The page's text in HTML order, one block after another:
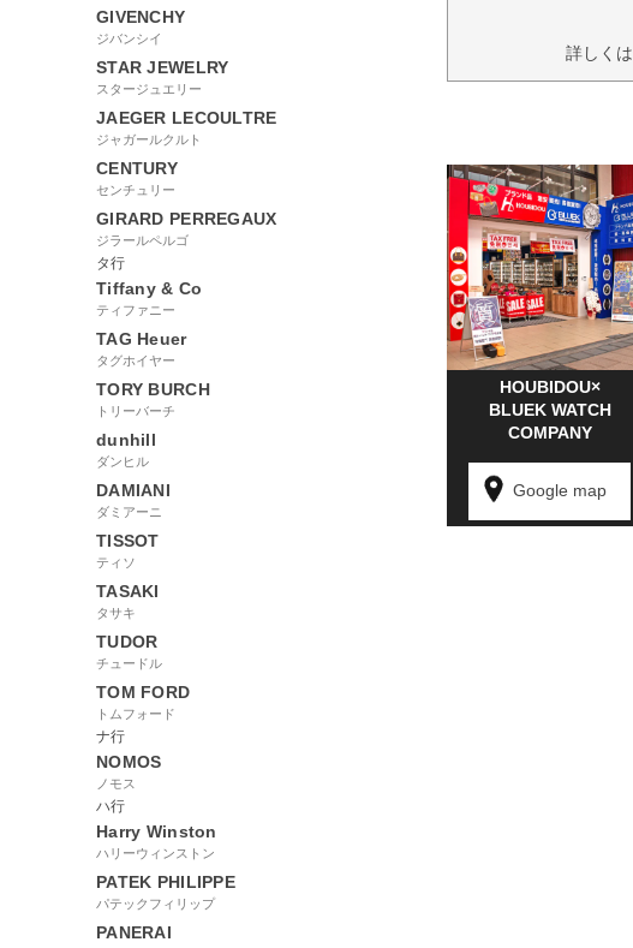
GIVENCHY
ジバンシイ
STAR JEWELRY
スタージュエリー
JAEGER LECOULTRE
ジャガールクルト
CENTURY
センチュリー
GIRARD PERREGAUX
ジラールペルゴ
タ行
Tiffany & Co
ティファニー
TAG Heuer
タグホイヤー
TORY BURCH
トリーバーチ
dunhill
ダンヒル
DAMIANI
ダミアーニ
TISSOT
ティソ
TASAKI
タサキ
TUDOR
チュードル
TOM FORD
トムフォード
ナ行
NOMOS
ノモス
ハ行
Harry Winston
ハリーウィンストン
PATEK PHILIPPE
パテックフィリップ
PANERAI
詳しく
HOUBIDOU×
BLUEK WATCH
COMPANY
Google map